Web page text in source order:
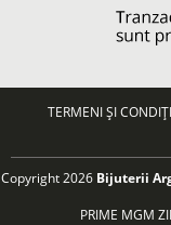
TERMENI ȘI
Copyright 2026 Bijuterii
PRIME MGM